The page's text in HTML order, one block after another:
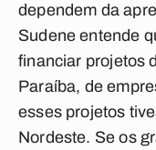
dependem da
Sudene entende
financiar projetos
Paraíba, de
esses projetos
Nordeste. Se os